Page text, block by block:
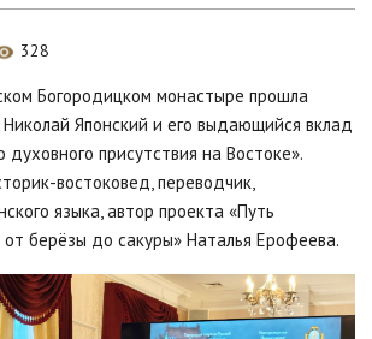
328
Богородицком монастыре прошла
Японский и его выдающийся вклад
духовного присутствия на Востоке».
востоковед, переводчик,
языка, автор проекта «Путь
от берёзы до сакуры» Наталья Ерофеева.